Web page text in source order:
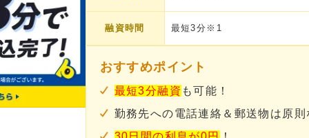
融資時間 最短3分※1
おすすめポイント
最短3分融資 も可能！
勤務先への電話連絡＆郵送物は原則